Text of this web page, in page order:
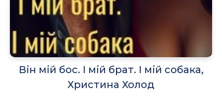
Він мій бос. І мій брат. І мій собака,
Христина Холод